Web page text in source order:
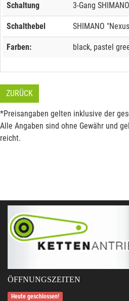
Schaltung 3-Gang
Schalthebel SHIMANO
Farben: black, pastel
ZURÜCK
*Preisangaben gelten inklusive der
Alle Angaben sind ohne Gewähr und
reicht.
ÖFFNUNGSZEITEN
Heute geschlossen!